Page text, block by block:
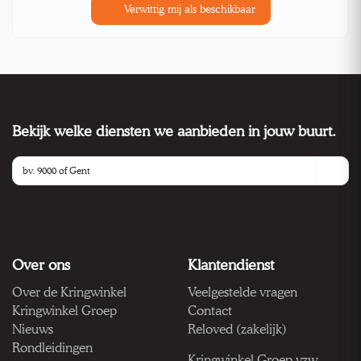
Verwittig mij als beschikbaar
Bekijk welke diensten we aanbieden in jouw buurt.
Over ons
Over de Kringwinkel
Kringwinkel Groep
Nieuws
Rondleidingen
Klantendienst
Veelgestelde vragen
Contact
Reloved (zakelijk)